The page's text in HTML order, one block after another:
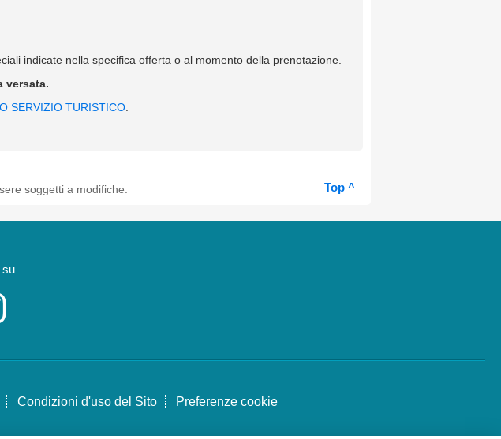
indicate nella specifica offerta o al momento della prenotazione.
versata.
SERVIZIO TURISTICO
Top ^
soggetti a modifiche.
su
Condizioni d'uso del Sito Preferenze cookie